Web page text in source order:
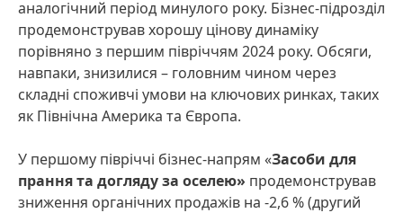
аналогічний період минулого року. Бізнес-підрозділ
продемонстрував хорошу цінову динаміку
порівняно з першим півріччям 2024 року. Обсяги,
навпаки, знизилися – головним чином через
складні споживчі умови на ключових ринках, таких
як Північна Америка та Європа.
У першому півріччі бізнес-напрям «Засоби для
прання та догляду за оселею» продемонстрував
зниження органічних продажів на -2,6 % (другий